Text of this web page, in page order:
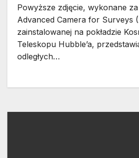
Powyższe zdjęcie, wykonane
Advanced Camera for Surveys
zainstalowanej na pokładzie
Teleskopu Hubble’a,
odległych…